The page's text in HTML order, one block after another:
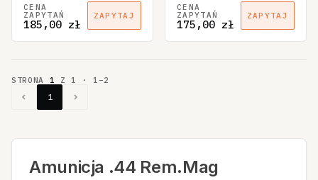
CENA
ZAPYTAŃ
185,00 zł
ZAPYTAJ
CENA
ZAPYTAŃ
175,00 zł
ZAPYTAJ
STRONA 1 Z1 · 1 –2
1
Amunicja .44 Rem.Mag